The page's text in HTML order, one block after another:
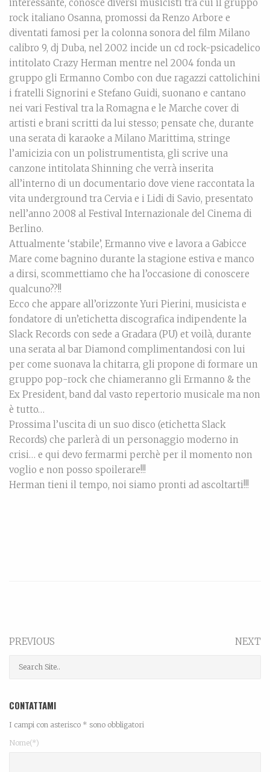
interessante, conosce diversi musicisti tra cui il gruppo
rock italiano Osanna, promossi da Renzo Arbore e
diventati famosi per la colonna sonora del film Milano
calibro 9, dj Duba, nel 2002 incide un cd rock-psicadelico
intitolato Crazy Herman mentre nel 2004 fonda un
gruppo gli Ermanno Combo con due ragazzi cattolichini
i fratelli Signorini e Stefano Guidi, suonano e cantano
nei vari Festival tra la Romagna e le Marche cover di
artisti e brani scritti da lui stesso; pensate che, durante
una serata di karaoke a Milano Marittima, stringe
l’amicizia con un polistrumentista, gli scrive una
canzone intitolata Shinning che verrà inserita
all’interno di un documentario dove viene raccontata la
vita underground tra Cervia e i Lidi di Savio, presentato
nell’anno 2008 al Festival Internazionale del Cinema di
Berlino.
Attualmente ‘stabile’, Ermanno vive e lavora a Gabicce
Mare come bagnino durante la stagione estiva e manco
a dirsi, scommettiamo che ha l’occasione di conoscere
qualcuno??!!
Ecco che appare all’orizzonte Yuri Pierini, musicista e
fondatore di un’etichetta discografica indipendente la
Slack Records con sede a Gradara (PU) et voilà, durante
una serata al bar Diamond complimentandosi con lui
per come suonava la chitarra, gli propone di formare un
gruppo pop-rock che chiameranno gli Ermanno & the
Ex President, band dal vasto repertorio musicale ma non
è tutto…
Prossima l’uscita di un suo disco (etichetta Slack
Records) che parlerà di un personaggio moderno in
crisi… e qui devo fermarmi perchè per il momento non
voglio e non posso spoilerare!!!
Herman tieni il tempo, noi siamo pronti ad ascoltarti!!!
PREVIOUS NEXT
CONTATTAMI
I campi con asterisco * sono obbligatori
Nome(*)